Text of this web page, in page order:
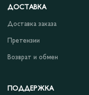
ДОСТАВКА
Доставка заказа
Претензии
Возврат и обмен
ПОДДЕРЖКА